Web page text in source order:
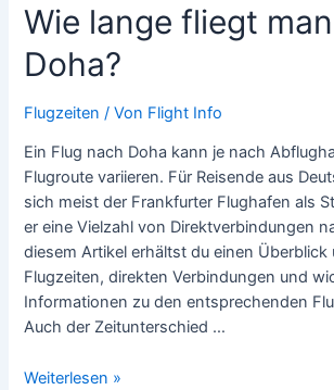
Wie lange fliegt
Doha?
Flugzeiten / Von Flight Info
Ein Flug nach Doha kann je nach
Flugroute variieren. Für Reisende aus
sich meist der Frankfurter Flughafen als
er eine Vielzahl von Direktverbindungen
diesem Artikel erhältst du einen Überblick
Flugzeiten, direkten Verbindungen und
Informationen zu den entsprechenden
Auch der Zeitunterschied …
Wie
Weiterlesen »